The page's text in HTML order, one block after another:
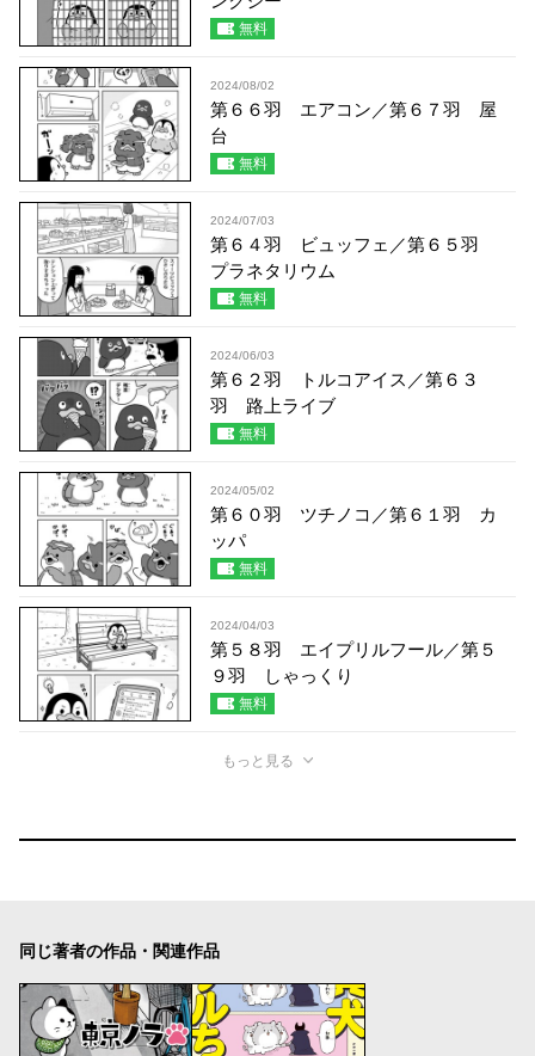
無料
2024/08/02
第６６羽 エアコン／第６７羽 屋
台
無料
2024/07/03
第６４羽 ビュッフェ／第６５羽
プラネタリウム
無料
2024/06/03
第６２羽 トルコアイス／第６３
羽 路上ライブ
無料
2024/05/02
第６０羽 ツチノコ／第６１羽 カ
ッパ
無料
2024/04/03
第５８羽 エイプリルフール／第５
９羽 しゃっくり
無料
もっと見る
同じ著者の作品・関連作品